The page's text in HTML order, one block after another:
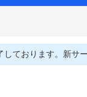
しております。新サ